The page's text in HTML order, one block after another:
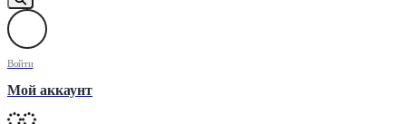
Войти
Мой аккаунт